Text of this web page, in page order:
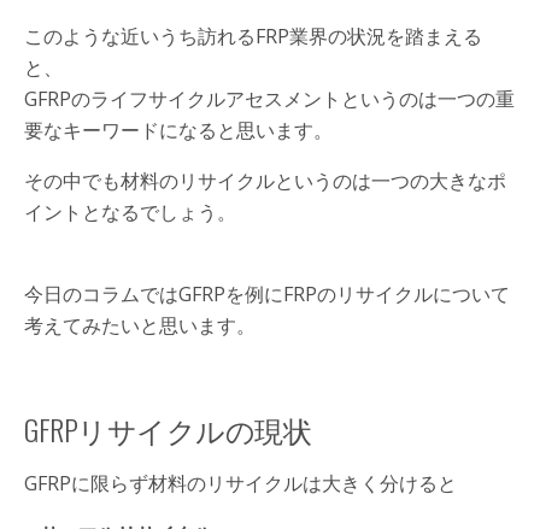
このような近いうち訪れるFRP業界の状況を踏まえる
と、
GFRPのライフサイクルアセスメントというのは一つの重
要なキーワードになると思います。
その中でも材料のリサイクルというのは一つの大きなポ
イントとなるでしょう。
今日のコラムではGFRPを例にFRPのリサイクルについて
考えてみたいと思います。
GFRPリサイクルの現状
GFRPに限らず材料のリサイクルは大きく分けると